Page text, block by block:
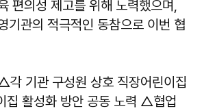
편의성 제고를 위해 노력했으며,
기관의 적극적인 동참으로 이번 협
각 기관 구성원 상호 직장어린이집
집 활성화 방안 공동 노력 △협업